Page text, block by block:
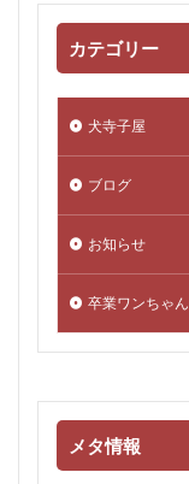
カテゴリー
犬寺子屋
ブログ
お知らせ
卒業ワンちゃん
メタ情報